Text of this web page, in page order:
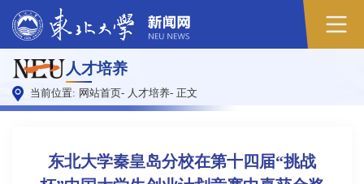
人才培养
当前位置: 网站首页- 人才培养- 正文
东北大学秦皇岛分校在第十四届“挑战
原